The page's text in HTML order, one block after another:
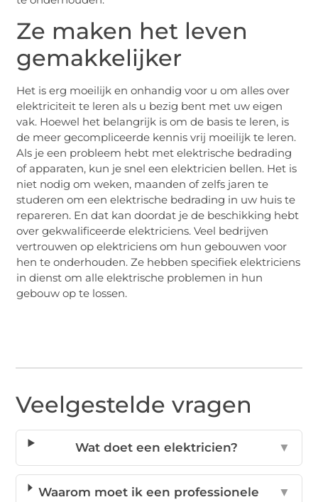
Ze maken het leven
gemakkelijker
Het is erg moeilijk en onhandig voor u om alles over
elektriciteit te leren als u bezig bent met uw eigen
vak. Hoewel het belangrijk is om de basis te leren, is
de meer gecompliceerde kennis vrij moeilijk te leren.
Als je een probleem hebt met elektrische bedrading
of apparaten, kun je snel een elektricien bellen. Het is
niet nodig om weken, maanden of zelfs jaren te
studeren om een ​​elektrische bedrading in uw huis te
repareren. En dat kan doordat je de beschikking hebt
over gekwalificeerde elektriciens. Veel bedrijven
vertrouwen op elektriciens om hun gebouwen voor
hen te onderhouden. Ze hebben specifiek elektriciens
in dienst om alle elektrische problemen in hun
gebouw op te lossen.
Veelgestelde vragen
Wat doet een elektricien? ▼
Waarom moet ik een professionele
▼